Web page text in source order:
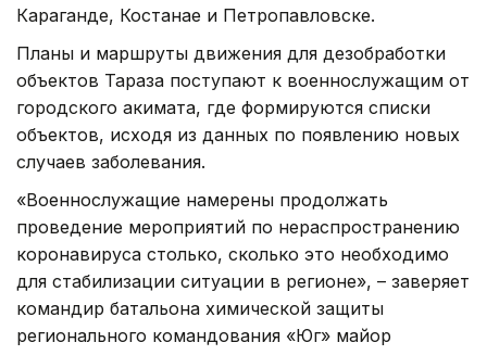
Караганде, Костанае и Петропавловске.
Планы и маршруты движения для дезобработки
объектов Тараза поступают к военнослужащим от
городского акимата, где формируются списки
объектов, исходя из данных по появлению новых
случаев заболевания.
«Военнослужащие намерены продолжать
проведение мероприятий по нераспространению
коронавируса столько, сколько это необходимо
для стабилизации ситуации в регионе», – заверяет
командир батальона химической защиты
регионального командования «Юг» майор